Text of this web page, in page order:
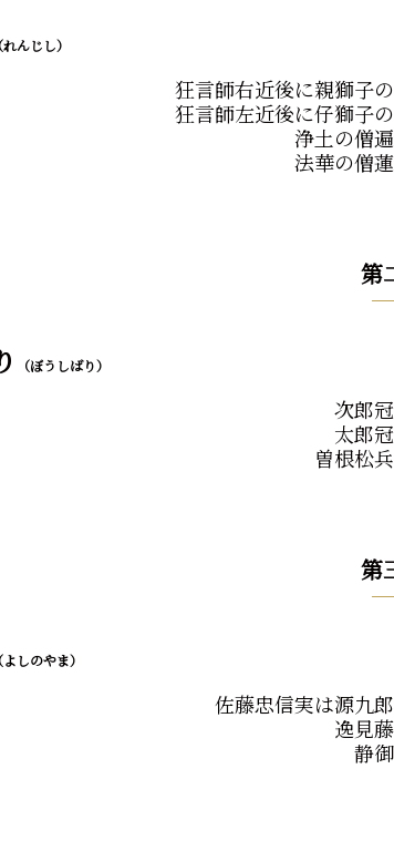
んじし）
狂言師右近後に親獅子
狂言師左近後に仔獅子
浄土の僧
法華の僧
第
（ぼうしばり）
次郎
太郎
曽根松
第
しのやま）
佐藤忠信実は源九
逸見
静